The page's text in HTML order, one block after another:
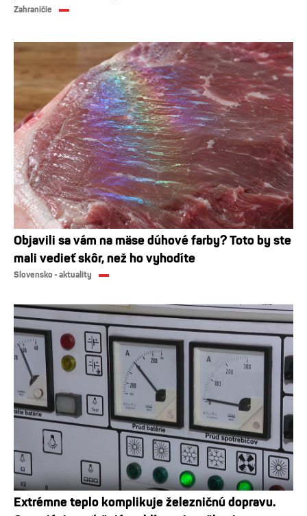
Zahraničie
Objavili sa vám na mäse dúhové farby? Toto by ste
mali vedieť skôr, než ho vyhodíte
Slovensko - aktuality
Extrémne teplo komplikuje železničnú dopravu.